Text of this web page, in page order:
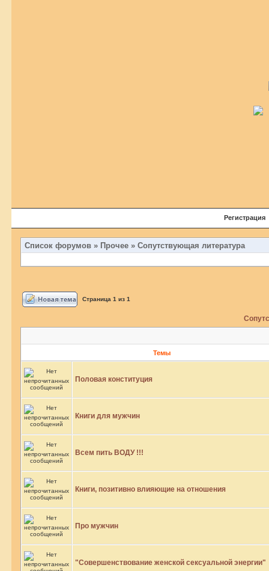
Регистрация
Список форумов » Прочее » Сопутствующая литература
Страница 1 из 1
Темы
Половая конституция
Книги для мужчин
Всем пить ВОДУ !!!
Книги, позитивно влияющие на отношения
Про мужчин
"Совершенствование женской сексуальной энергии"